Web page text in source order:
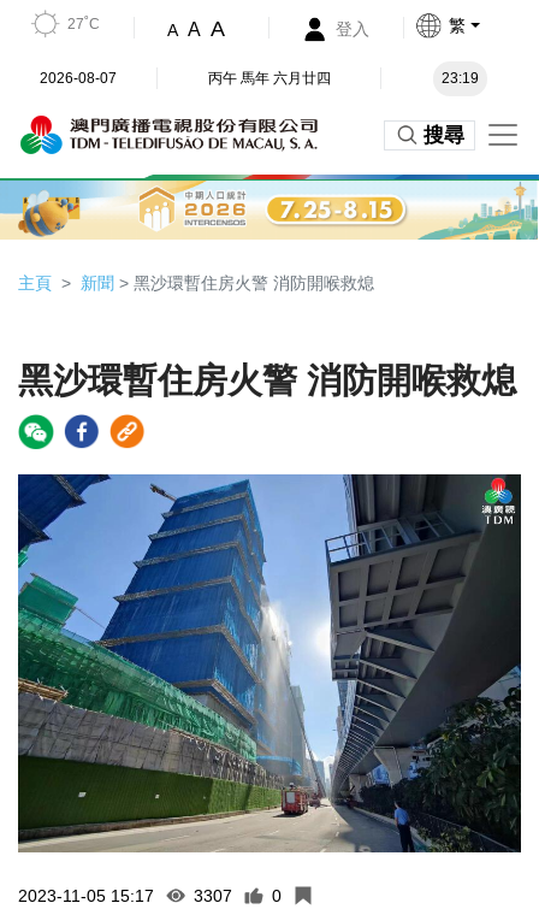
27˚C A A A 登入 繁
2026-08-07 丙午 馬年 六月廿四 23:19
搜尋
主頁 新聞 > 黑沙環暫住房火警 消防開喉救熄
黑沙環暫住房火警 消防開喉救熄
2023-11-05 15:17 3307 0